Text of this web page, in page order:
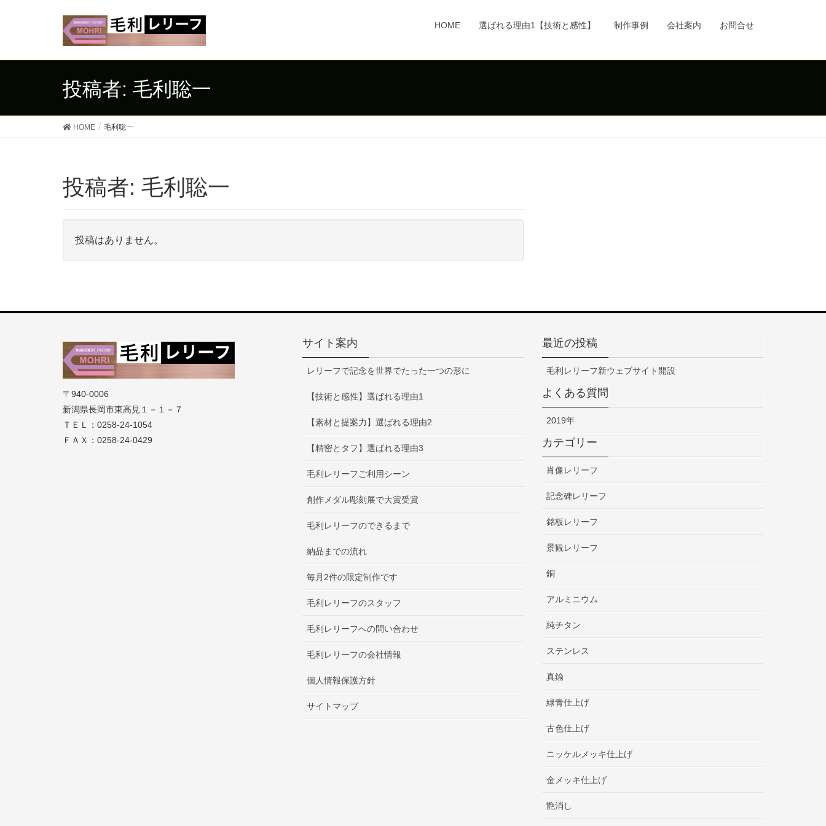
HOME 選ばれる理由1【技術と感性】 制作事例 会社案内 お問合せ
投稿者: 毛利聡一
HOME 毛利聡一
投稿者: 毛利聡一
投稿はありません。
〒940-0006
新潟県長岡市東高見１－１－７
ＴＥＬ：0258-24-1054
ＦＡＸ：0258-24-0429
サイト案内
レリーフで記念を世界でたった一つの形に
【技術と感性】選ばれる理由1
【素材と提案力】選ばれる理由2
【精密とタフ】選ばれる理由3
毛利レリーフご利用シーン
創作メダル彫刻展で大賞受賞
毛利レリーフのできるまで
納品までの流れ
毎月2件の限定制作です
毛利レリーフのスタッフ
毛利レリーフへの問い合わせ
毛利レリーフの会社情報
個人情報保護方針
サイトマップ
最近の投稿
毛利レリーフ新ウェブサイト開設
よくある質問
2019年
カテゴリー
肖像レリーフ
記念碑レリーフ
銘板レリーフ
景観レリーフ
銅
アルミニウム
純チタン
ステンレス
真鍮
緑青仕上げ
古色仕上げ
ニッケルメッキ仕上げ
金メッキ仕上げ
艶消し